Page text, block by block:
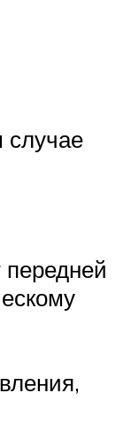
случае